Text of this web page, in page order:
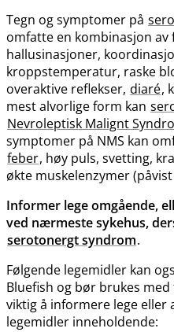
Tegn og symptomer på
omfatte en kombinasjon av
hallusinasjoner,
kroppstemperatur, raske
overaktive reflekser, diaré,
mest alvorlige form kan
Nevroleptisk Malignt
symptomer på NMS kan
feber, høy puls, svetting,
økte muskelenzymer
Informer lege omgående,
ved nærmeste sykehus,
serotonergt syndrom.
Følgende legemidler kan
Bluefish og bør brukes
viktig å informere lege
legemidler inneholdende: